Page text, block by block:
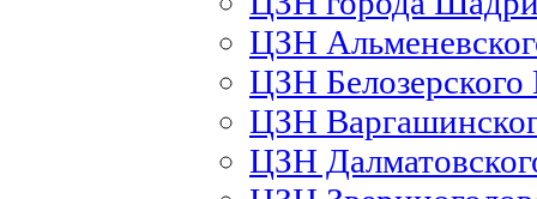
ЦЗН
ЦЗН
ЦЗН
ЦЗН